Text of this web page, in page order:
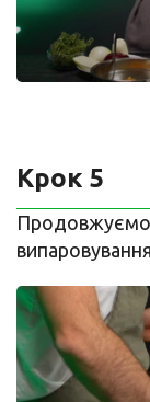
Крок 5
Продовжуємо